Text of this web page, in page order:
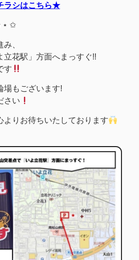
ラシはこちら★
⋆ ✩
、
立花駅」方面へまっすぐ!!
す
場もございます!
さい
よりお待ちいたしております